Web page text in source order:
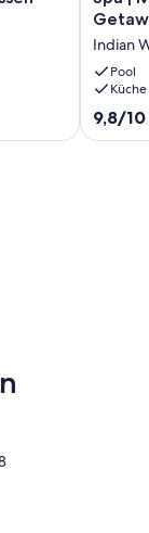
|
Newly
Pool
&
Spa
Indian
Pool
Küche
9.8
von
9,8/10